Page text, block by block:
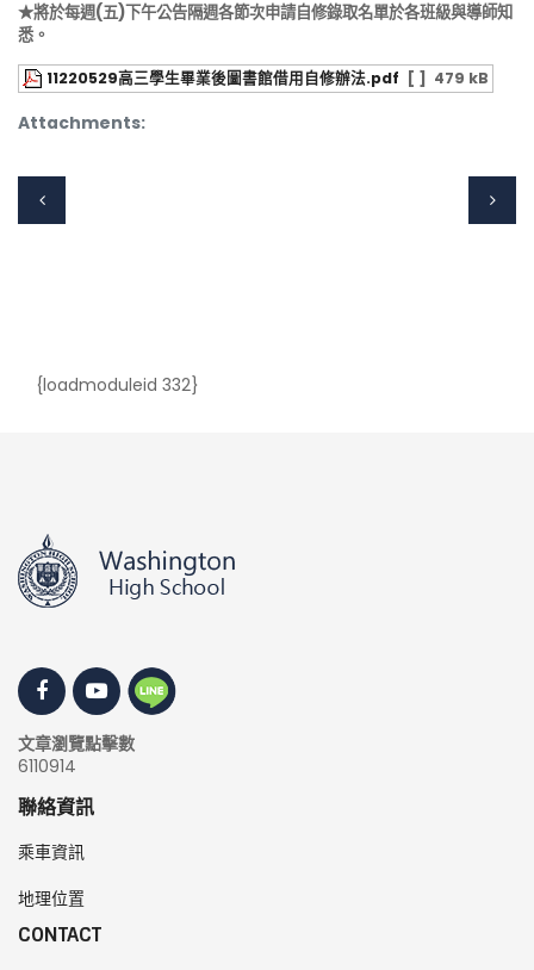
★將於每週(五)下午公告隔週各節次申請自修錄取名單於各班級與導師知
悉。
Attachments:
11220529高三學生畢業後圖書館借用自修辦法.pdf [ ] 479 kB
{loadmoduleid 332}
文章瀏覽點擊數
6110914
聯絡資訊
乘車資訊
地理位置
CONTACT